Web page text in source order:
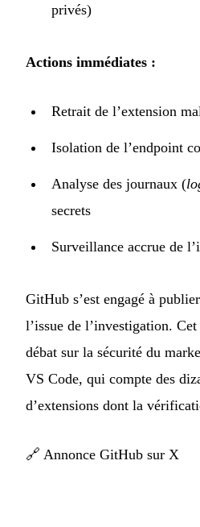
privés)
Actions immédiates :
Retrait de l’extension
Isolation de l’endpoint
Analyse des journaux (
secrets
Surveillance accrue de
GitHub s’est engagé à
l’issue de l’investigation.
débat sur la sécurité du
VS Code, qui compte des
d’extensions dont la
🔗 Annonce GitHub sur X